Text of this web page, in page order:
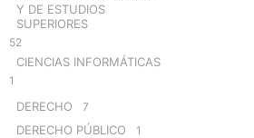
Y DE ESTUDIOS
SUPERIORES
52
CIENCIAS INFORMÁTICAS
1
DERECHO 7
DERECHO PÚBLICO 1